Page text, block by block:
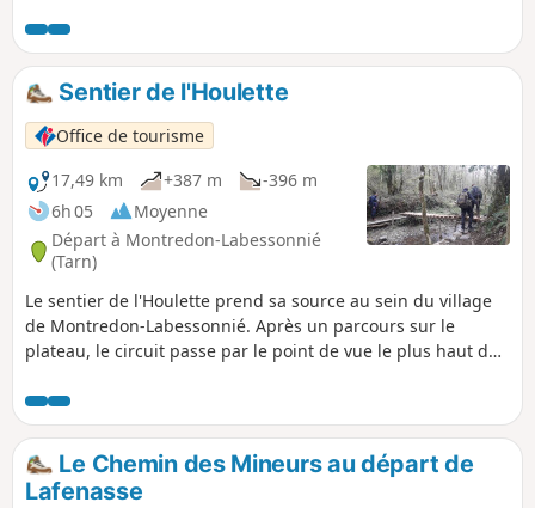
marqué par les religions, l’astronomie et l’exploitation
minière se révèle tout au long de votre chemin autour du
village. Sentier d'intérêt communautaire réalisé par l'Office
de Tourisme Centre Tarn. Voir § Infos pratiques.
Sentier de l'Houlette
Office de tourisme
17,49 km
+387 m
-396 m
6h 05
Moyenne
Départ à Montredon-Labessonnié
(Tarn)
Le sentier de l'Houlette prend sa source au sein du village
de Montredon-Labessonnié. Après un parcours sur le
plateau, le circuit passe par le point de vue le plus haut de
pour descendre vers l'Houlette, un site sauvage. Attention :
Passage à gué du ruisseau rendu possiblement difficile en
période de crue Sentier d'intérêt communautaire réalisé
par l'Office de Tourisme Centre Tarn. Voir § Infos pratiques.
Le Chemin des Mineurs au départ de
Lafenasse